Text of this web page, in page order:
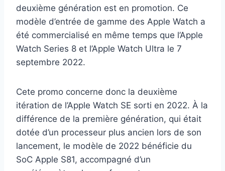
deuxième génération est en promotion. Ce
modèle d’entrée de gamme des Apple Watch a
été commercialisé en même temps que l’Apple
Watch Series 8 et l’Apple Watch Ultra le 7
septembre 2022.
Cete promo concerne donc la deuxième
itération de l’Apple Watch SE sorti en 2022. À la
différence de la première génération, qui était
dotée d’un processeur plus ancien lors de son
lancement, le modèle de 2022 bénéficie du
SoC Apple S81, accompagné d’un